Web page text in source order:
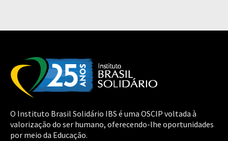
O Instituto Brasil Solidário IBS é uma OSCIP voltada à
valorização do ser humano, oferecendo-lhe oportunidades
por meio da Educação.